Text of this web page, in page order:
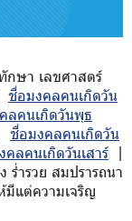
กษา เลขศาสตร์
ชื่อมงคลคนเกิดวัน
ลคนเกิดวันพุธ
ชื่อมงคลคนเกิดวัน
คลคนเกิดวันเสาร์ |
ำรวย สมปรารถนา
มีแต่ความเจริญ